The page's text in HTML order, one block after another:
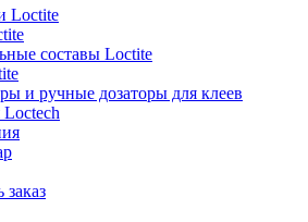
Loctite
составы Loctite
и ручные дозаторы для клеев
заказ